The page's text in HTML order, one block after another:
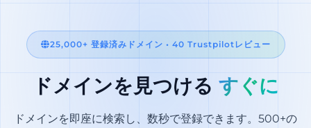
25,000+ 登録済みドメイン • 40 Trustpilotレビュー
ドメインを見つける すぐに
ドメインを即座に検索し、数秒で登録できます。500+の